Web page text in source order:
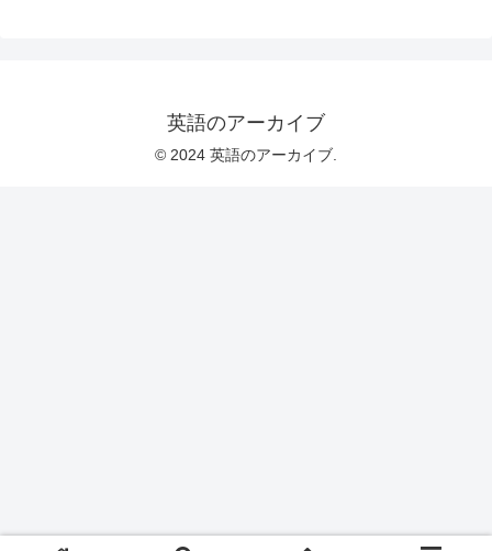
英語のアーカイブ
© 2024 英語のアーカイブ.